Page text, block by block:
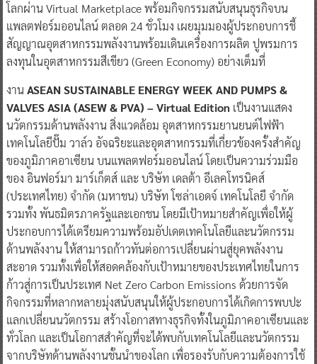
โลกผ่าน Virtual Marketplace พร้อมกิจกรรมสนับสนุนธุรกิจบน
แพลตฟอร์มออนไลน์ ตลอด 24 ชั่วโมง เผยมุมมองผู้ประกอบการชี้
สัญญาณอุตสาหกรรมพลังงานพร้อมเดินเครื่องการผลิต ปูพรมการ
ลงทุนในอุตสาหกรรมสีเขียว (Green Economy) อย่างเต็มที่
งานASEAN SUSTAINABLE ENERGY WEEK AND PUMPS &
VALVES ASIA (ASEW & PVA) – Virtual Editionเป็นงานแสดง
นวัตกรรมด้านพลังงาน สิ่งแวดล้อม อุตสาหกรรมยานยนต์ไฟฟ้า
เทคโนโลยีปั๊ม วาล์ว อัจฉริยะและอุตสาหกรรมที่เกี่ยวข้องครั้งสำคัญ
ของภูมิภาคอาเซียน บนแพลตฟอร์มออนไลน์ โดยเป็นความร่วมมือ
ของ อินฟอร์มา มาร์เก็ตส์ และ บริษัท เดลต้า อีเลคโทรนิคส์
(ประเทศไทย) จำกัด (มหาชน) บริษัท โซล่าเอดจ์ เทคโนโลยี จำกัด
รวมทั้ง พันธมิตรภาครัฐและเอกชน โดยมีเป้าหมายสำคัญเพื่อให้ผู้
ประกอบการได้เตรียมความพร้อมอัปเดตเทคโนโลยีและนวัตกรรม
ด้านพลังงาน ให้สามารถก้าวทันต่อการเปลี่ยนผ่านสู่ยุคพลังงาน
สะอาด รวมทั้งเพื่อให้สอดคล้องกับเป้าหมายของประเทศไทยในการ
ก้าวสู่การเป็นประเทศ Net Zero Carbon Emissions ด้วยการจัด
กิจกรรมที่หลากหลายมุ่งสนับสนุนให้ผู้ประกอบการได้เกิดการพบปะ
แลกเปลี่ยนนวัตกรรม สร้างโอกาสทางธุรกิจทั้งในภูมิภาคอาเซียนและ
ทั่วโลก และเป็นโอกาสสำคัญที่จะได้พบกับเทคโนโลยีและนวัตกรรม
จากบริษัทด้านพลังงานชั้นนำของโลก เพื่อรองรับกับความต้องการใช้